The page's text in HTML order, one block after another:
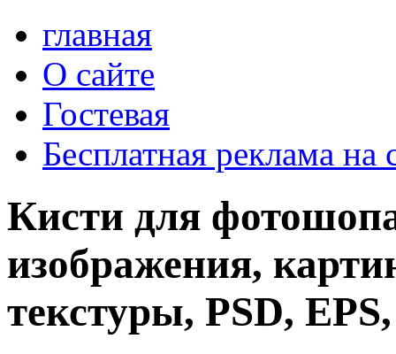
главная
О сайте
Гостевая
Бесплатная реклама на
Кисти для
изображения,
текстуры, PSD,